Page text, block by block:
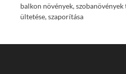
balkon növények, szobanövények
ültetése, szaporítása